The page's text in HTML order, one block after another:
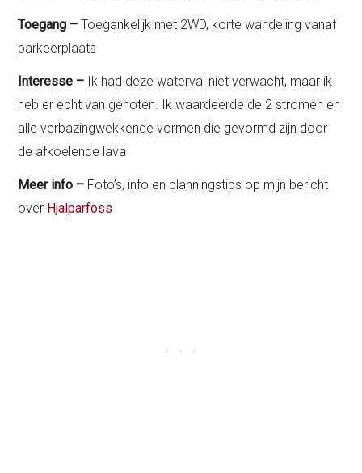
Toegang –Toegankelijk met 2WD, korte wandeling vanaf
parkeerplaats
Interesse – Ik had deze waterval niet verwacht, maar ik
heb er echt van genoten. Ik waardeerde de 2 stromen en
alle verbazingwekkende vormen die gevormd zijn door
de afkoelende lava
Meer info – Foto’s, info en planningstips op mijn bericht
over Hjalparfoss